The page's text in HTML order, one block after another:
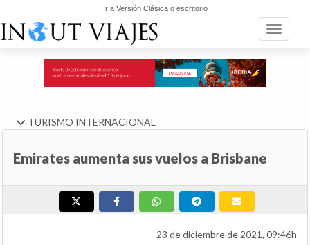
Ir a Versión Clásica o escritorio
Toggle
TURISMO INTERNACIONAL
Emirates aumenta sus vuelos a Brisbane
23 de diciembre de 2021, 09:46h